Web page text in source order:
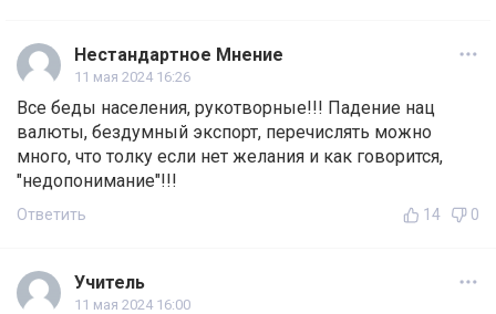
Нестандартное Мнение
11 мая 2024 16:26
Все беды населения, рукотворные!!! Падение нац
валюты, бездумный экспорт, перечислять можно
много, что толку если нет желания и как говорится,
"недопонимание"!!!
Ответить 14 0
Учитель
11 мая 2024 16:00